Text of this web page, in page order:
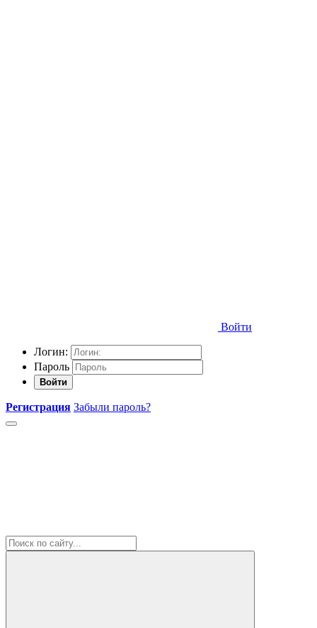
Войти
Логин:
Пароль
Войти
Регистрация Забыли пароль?